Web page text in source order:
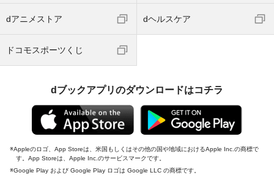
dアニメストア dヘルスケア
ドコモスポーツくじ
dブックアプリのダウンロードはコチラ
Appleのロゴ、App Storeは、米国もしくはその他の国や地域におけるApple Inc.の商標で
す。App Storeは、Apple Inc.のサービスマークです。
Google Play および Google Play ロゴは Google LLC の商標です。